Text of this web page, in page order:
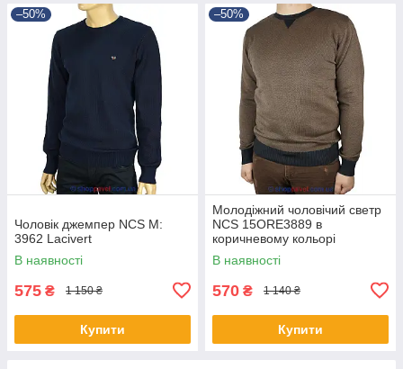
–50%
Чоловік джемпер NCS M:
3962 Lacivert
В наявності
575 ₴ 1 150 ₴
Купити
–50%
Молодіжний чоловічий светр
NCS 15ORE3889 в
коричневому кольорі
В наявності
570 ₴ 1 140 ₴
Купити